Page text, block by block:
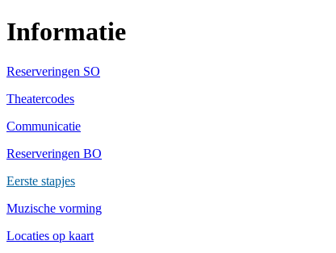
Informatie
Reserveringen SO
Theatercodes
Communicatie
Reserveringen BO
Eerste stapjes
Muzische vorming
Locaties op kaart